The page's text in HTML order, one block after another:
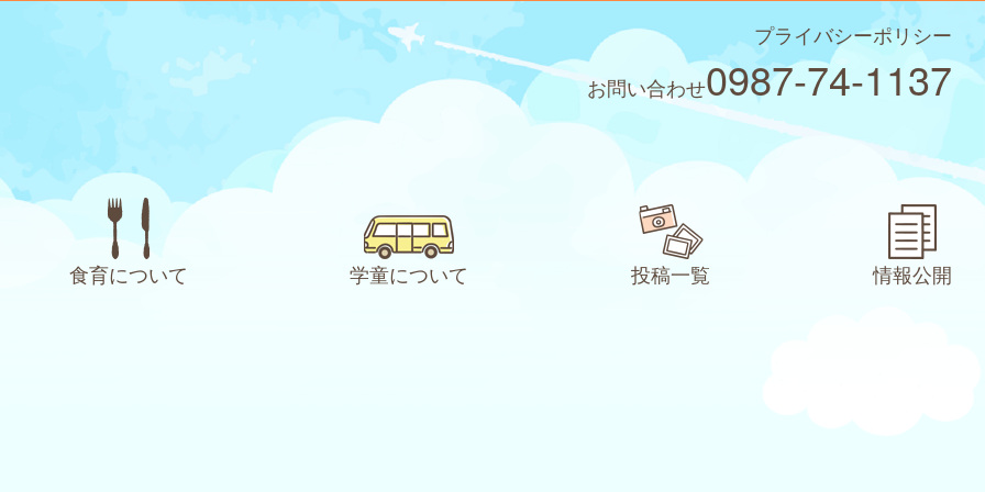
プライバシーポリシー
お問い合わせ0987-74-1137
食育について 学童について 投稿一覧 情報公開